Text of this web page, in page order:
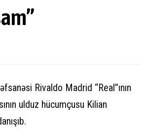
Rivaldo Madrid “Real”ının
ulduz hücumçusu Kilian